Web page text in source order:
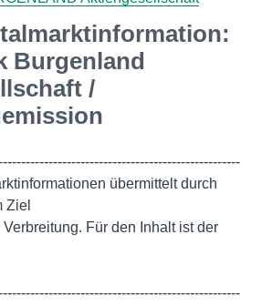
Burgenland
/
übermittelt durch
Ziel
Für den Inhalt ist der